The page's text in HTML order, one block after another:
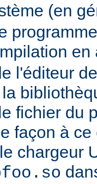
(en
l'éditeur
fichier du
façon à
chargeur